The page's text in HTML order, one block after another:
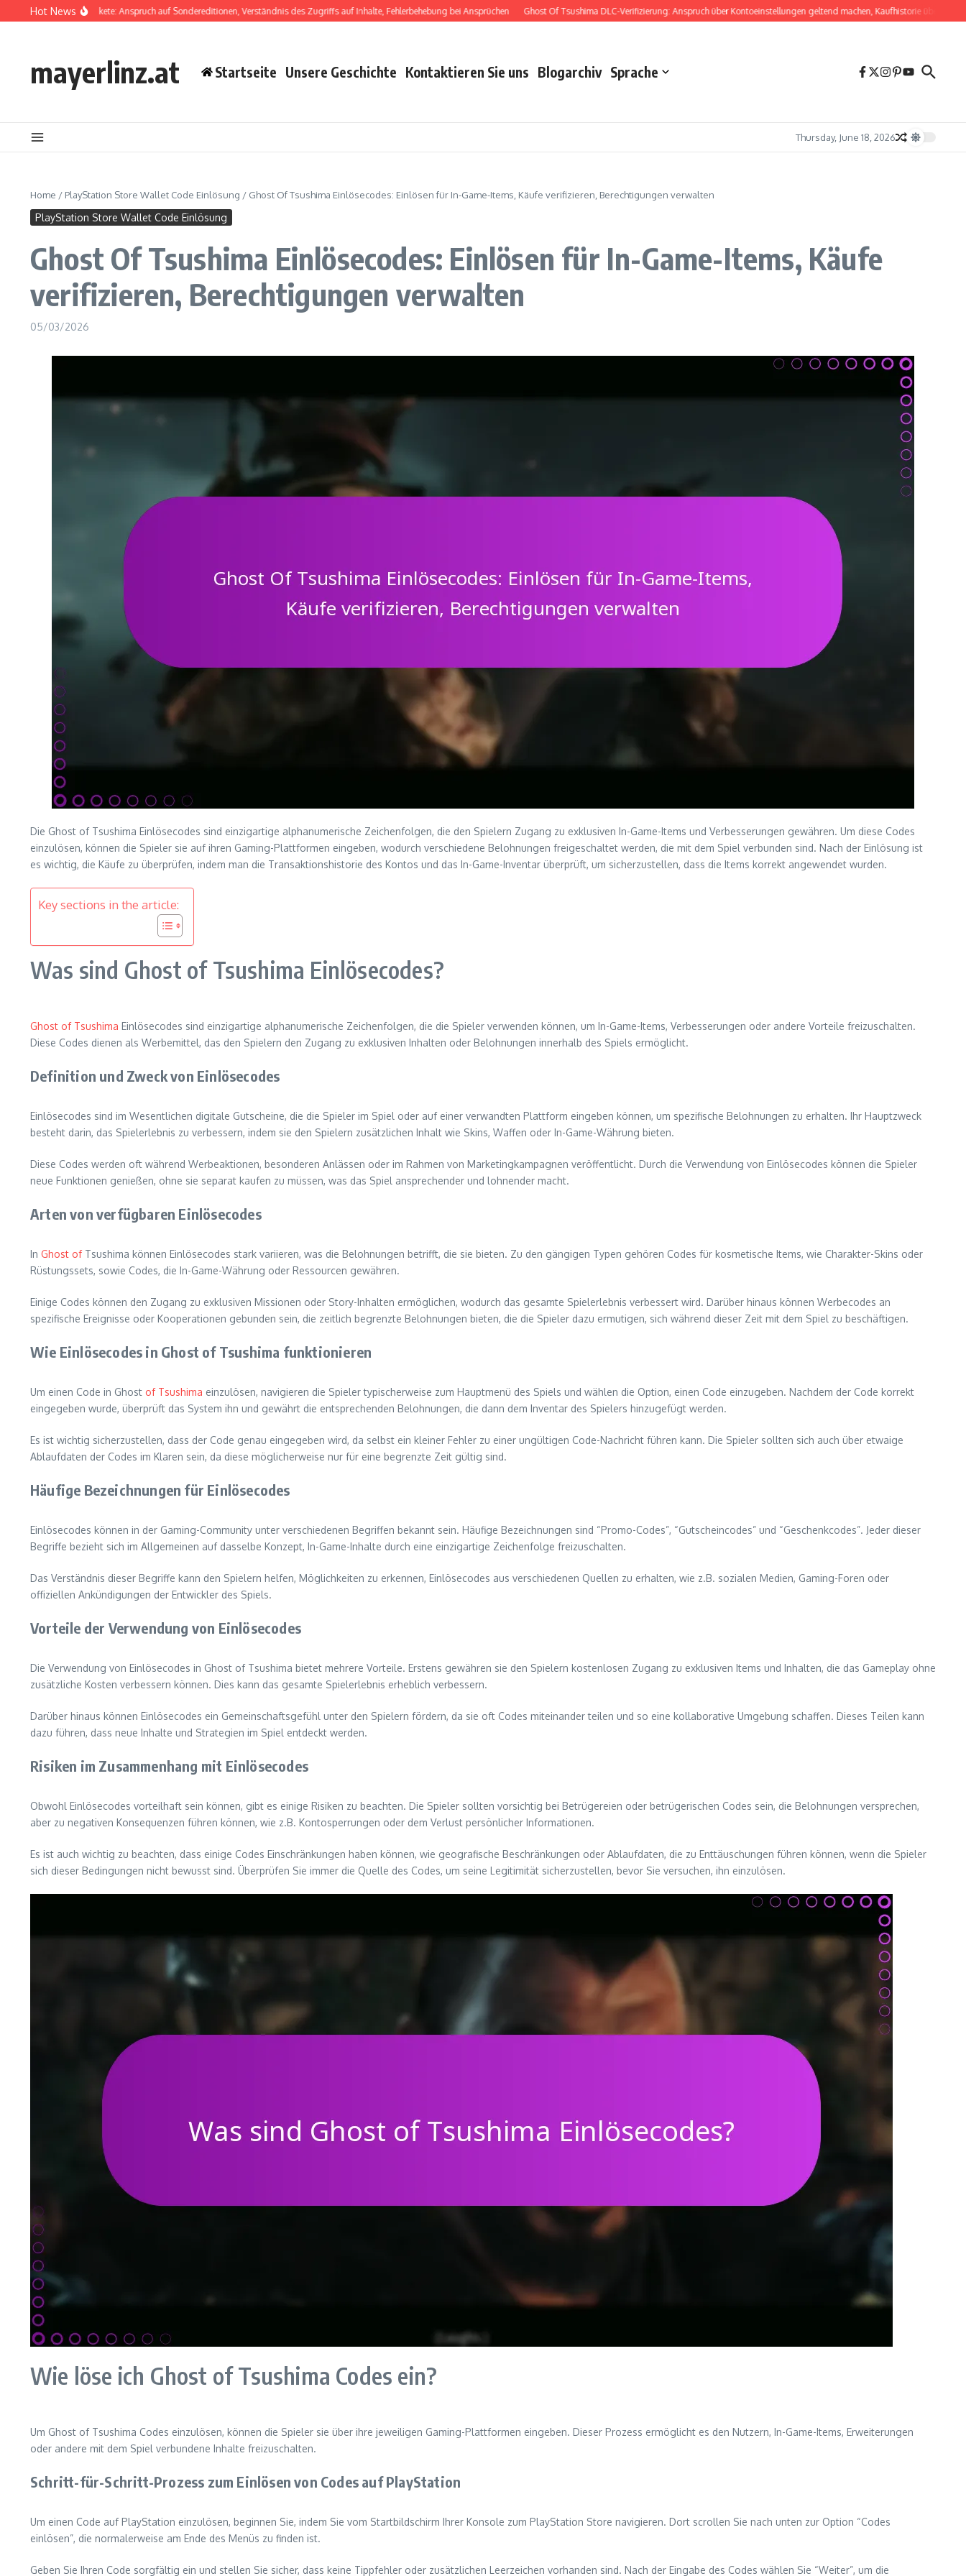
Skip to content
Hot News
Tsushima DLC-Pakete: Anspruch auf Sondereditionen, Verständnis des Zugriffs auf Inhalte, Fehlerbehebung bei Ansprüchen Ghost Of Tsushima DLC-Verifizierung: Anspruch über Kontoeinstellungen geltend machen, Kaufhistorie überprüfen,
mayerlinz.at Startseite Unsere Geschichte Kontaktieren Sie uns Blogarchiv Sprache
Thursday, June 18, 2026
Home / PlayStation Store Wallet Code Einlösung / Ghost Of Tsushima Einlösecodes: Einlösen für In-Game-Items, Käufe verifizieren, Berechtigungen verwalten
PlayStation Store Wallet Code Einlösung
Ghost Of Tsushima Einlösecodes: Einlösen für In-Game-Items, Käufe
verifizieren, Berechtigungen verwalten
05/03/2026
Die Ghost of Tsushima Einlösecodes sind einzigartige alphanumerische Zeichenfolgen, die den Spielern Zugang zu exklusiven In-Game-Items und Verbesserungen gewähren. Um diese Codes
einzulösen, können die Spieler sie auf ihren Gaming-Plattformen eingeben, wodurch verschiedene Belohnungen freigeschaltet werden, die mit dem Spiel verbunden sind. Nach der Einlösung ist
es wichtig, die Käufe zu überprüfen, indem man die Transaktionshistorie des Kontos und das In-Game-Inventar überprüft, um sicherzustellen, dass die Items korrekt angewendet wurden.
Key sections in the article:
Was sind Ghost of Tsushima Einlösecodes?
Ghost of Tsushima Einlösecodes sind einzigartige alphanumerische Zeichenfolgen, die die Spieler verwenden können, um In-Game-Items, Verbesserungen oder andere Vorteile freizuschalten.
Diese Codes dienen als Werbemittel, das den Spielern den Zugang zu exklusiven Inhalten oder Belohnungen innerhalb des Spiels ermöglicht.
Definition und Zweck von Einlösecodes
Einlösecodes sind im Wesentlichen digitale Gutscheine, die die Spieler im Spiel oder auf einer verwandten Plattform eingeben können, um spezifische Belohnungen zu erhalten. Ihr Hauptzweck
besteht darin, das Spielerlebnis zu verbessern, indem sie den Spielern zusätzlichen Inhalt wie Skins, Waffen oder In-Game-Währung bieten.
Diese Codes werden oft während Werbeaktionen, besonderen Anlässen oder im Rahmen von Marketingkampagnen veröffentlicht. Durch die Verwendung von Einlösecodes können die Spieler
neue Funktionen genießen, ohne sie separat kaufen zu müssen, was das Spiel ansprechender und lohnender macht.
Arten von verfügbaren Einlösecodes
In Ghost ofTsushima können Einlösecodes stark variieren, was die Belohnungen betrifft, die sie bieten. Zu den gängigen Typen gehören Codes für kosmetische Items, wie Charakter-Skins oder
Rüstungssets, sowie Codes, die In-Game-Währung oder Ressourcen gewähren.
Einige Codes können den Zugang zu exklusiven Missionen oder Story-Inhalten ermöglichen, wodurch das gesamte Spielerlebnis verbessert wird. Darüber hinaus können Werbecodes an
spezifische Ereignisse oder Kooperationen gebunden sein, die zeitlich begrenzte Belohnungen bieten, die die Spieler dazu ermutigen, sich während dieser Zeit mit dem Spiel zu beschäftigen.
Wie Einlösecodes in Ghost of Tsushima funktionieren
Um einen Code in Ghost of Tsushima einzulösen, navigieren die Spieler typischerweise zum Hauptmenü des Spiels und wählen die Option, einen Code einzugeben. Nachdem der Code korrekt
eingegeben wurde, überprüft das System ihn und gewährt die entsprechenden Belohnungen, die dann dem Inventar des Spielers hinzugefügt werden.
Es ist wichtig sicherzustellen, dass der Code genau eingegeben wird, da selbst ein kleiner Fehler zu einer ungültigen Code-Nachricht führen kann. Die Spieler sollten sich auch über etwaige
Ablaufdaten der Codes im Klaren sein, da diese möglicherweise nur für eine begrenzte Zeit gültig sind.
Häufige Bezeichnungen für Einlösecodes
Einlösecodes können in der Gaming-Community unter verschiedenen Begriffen bekannt sein. Häufige Bezeichnungen sind “Promo-Codes”, “Gutscheincodes” und “Geschenkcodes”. Jeder dieser
Begriffe bezieht sich im Allgemeinen auf dasselbe Konzept, In-Game-Inhalte durch eine einzigartige Zeichenfolge freizuschalten.
Das Verständnis dieser Begriffe kann den Spielern helfen, Möglichkeiten zu erkennen, Einlösecodes aus verschiedenen Quellen zu erhalten, wie z.B. sozialen Medien, Gaming-Foren oder
offiziellen Ankündigungen der Entwickler des Spiels.
Vorteile der Verwendung von Einlösecodes
Die Verwendung von Einlösecodes in Ghost of Tsushima bietet mehrere Vorteile. Erstens gewähren sie den Spielern kostenlosen Zugang zu exklusiven Items und Inhalten, die das Gameplay ohne
zusätzliche Kosten verbessern können. Dies kann das gesamte Spielerlebnis erheblich verbessern.
Darüber hinaus können Einlösecodes ein Gemeinschaftsgefühl unter den Spielern fördern, da sie oft Codes miteinander teilen und so eine kollaborative Umgebung schaffen. Dieses Teilen kann
dazu führen, dass neue Inhalte und Strategien im Spiel entdeckt werden.
Risiken im Zusammenhang mit Einlösecodes
Obwohl Einlösecodes vorteilhaft sein können, gibt es einige Risiken zu beachten. Die Spieler sollten vorsichtig bei Betrügereien oder betrügerischen Codes sein, die Belohnungen versprechen,
aber zu negativen Konsequenzen führen können, wie z.B. Kontosperrungen oder dem Verlust persönlicher Informationen.
Es ist auch wichtig zu beachten, dass einige Codes Einschränkungen haben können, wie geografische Beschränkungen oder Ablaufdaten, die zu Enttäuschungen führen können, wenn die Spieler
sich dieser Bedingungen nicht bewusst sind. Überprüfen Sie immer die Quelle des Codes, um seine Legitimität sicherzustellen, bevor Sie versuchen, ihn einzulösen.
Wie löse ich Ghost of Tsushima Codes ein?
Um Ghost of Tsushima Codes einzulösen, können die Spieler sie über ihre jeweiligen Gaming-Plattformen eingeben. Dieser Prozess ermöglicht es den Nutzern, In-Game-Items, Erweiterungen
oder andere mit dem Spiel verbundene Inhalte freizuschalten.
Schritt-für-Schritt-Prozess zum Einlösen von Codes auf PlayStation
Um einen Code auf PlayStation einzulösen, beginnen Sie, indem Sie vom Startbildschirm Ihrer Konsole zum PlayStation Store navigieren. Dort scrollen Sie nach unten zur Option “Codes
einlösen”, die normalerweise am Ende des Menüs zu finden ist.
Geben Sie Ihren Code sorgfältig ein und stellen Sie sicher, dass keine Tippfehler oder zusätzlichen Leerzeichen vorhanden sind. Nach der Eingabe des Codes wählen Sie “Weiter”, um die